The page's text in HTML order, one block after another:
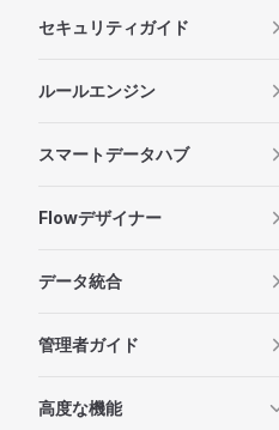
セキュリティガイド
ルールエンジン
スマートデータハブ
Flowデザイナー
データ統合
管理者ガイド
高度な機能